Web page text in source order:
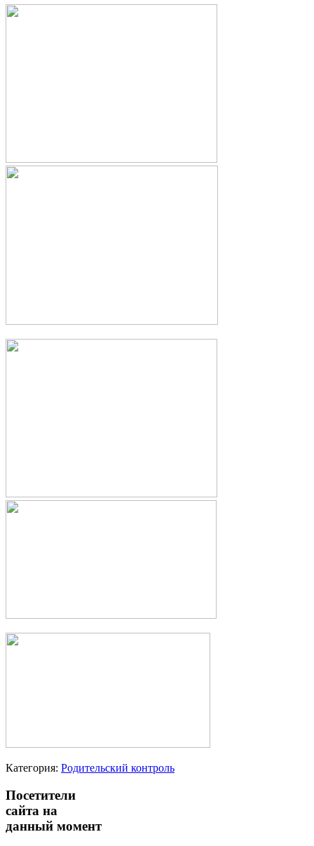
Категория: Родительский контроль
Посетители
сайта на
данный момент